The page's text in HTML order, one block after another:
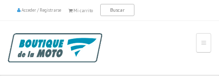
Mi carrito
Acceder/Registrarse